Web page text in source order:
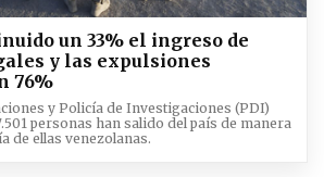
un 33% el ingreso de
y las expulsiones
76%
y Policía de Investigaciones (PDI)
personas han salido del país de manera
de ellas venezolanas.